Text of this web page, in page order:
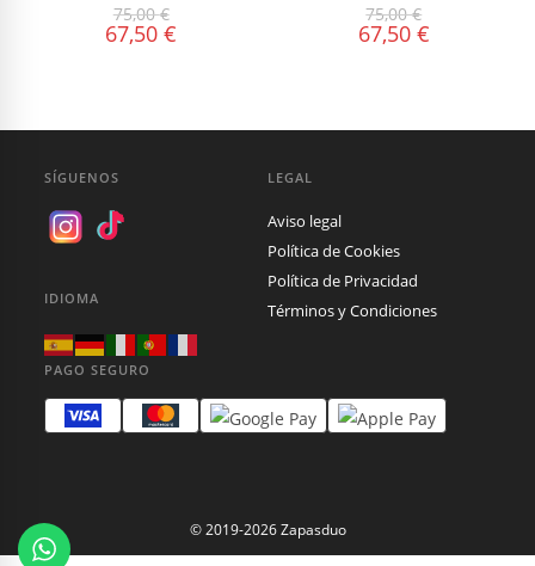
75,00€
67,50€
75,00€
67,50 €
SÍGUENOS
IDIOMA
LEGAL
Aviso legal
Política de Cookies
Política de Privacidad
Términos y Condiciones
PAGO SEGURO
© 2019-2026 Zapasduo